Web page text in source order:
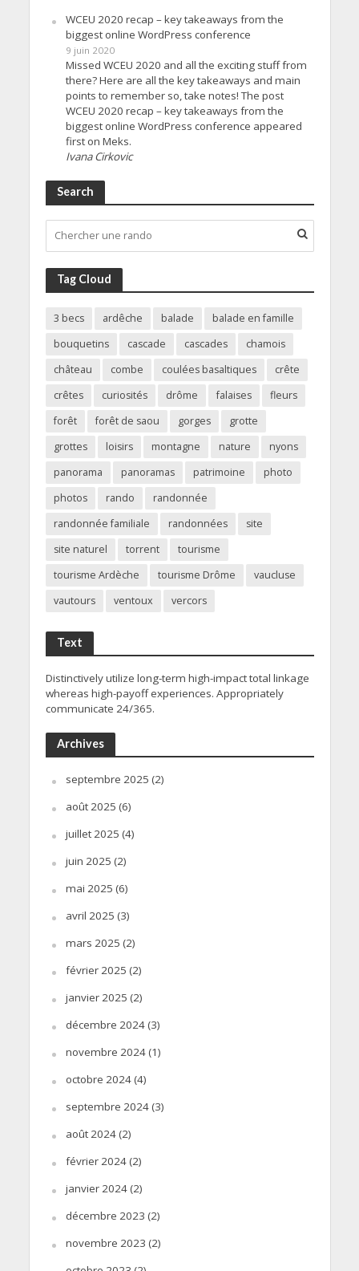
WCEU 2020 recap – key takeaways from the
biggest online WordPress conference
9 juin 2020
Missed WCEU 2020 and all the exciting stuff from
there? Here are all the key takeaways and main
points to remember so, take notes! The post
WCEU 2020 recap – key takeaways from the
biggest online WordPress conference appeared
first on Meks.
Ivana Cirkovic
Search
Tag Cloud
3 becs ardêche balade
balade en famille
bouquetins
cascade cascades
chamois
château
combe coulées basaltiques
crête
crêtes
curiosités drôme falaises
fleurs
forêt
forêt de saou gorges
grotte
grottes
loisirs montagne nature
nyons
panorama
panoramas patrimoine
photo
photos
rando
randonnée
randonnée familiale
randonnées
site
site naturel
torrent
tourisme
tourisme Ardèche
tourisme Drôme
vaucluse
vautours
ventoux vercors
Text
Distinctively utilize long-term high-impact total linkage
whereas high-payoff experiences. Appropriately
communicate 24/365.
Archives
septembre 2025 (2)
août 2025 (6)
juillet 2025 (4)
juin 2025 (2)
mai 2025 (6)
avril 2025 (3)
mars 2025 (2)
février 2025 (2)
janvier 2025 (2)
décembre 2024(3)
novembre 2024(1)
octobre 2024(4)
septembre 2024(3)
août 2024(2)
février 2024(2)
janvier 2024(2)
décembre 2023 (2)
novembre 2023 (2)